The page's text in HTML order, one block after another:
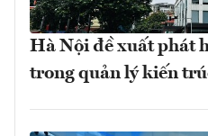
Hà Nội đề xuất phát
trong quản lý kiến